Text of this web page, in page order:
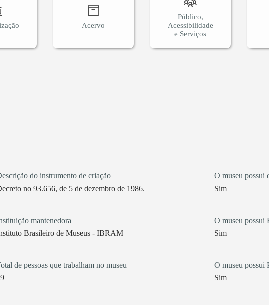
do instrumento de criação
no 93.656, de 5 de dezembro de 1986.
mantenedora
Instituto Brasileiro de Museus - IBRAM
de pessoas que trabalham no museu
O museu possui
Sim
O museu possui
Sim
O museu possui
Sim
Acervo
Público,
Acessibilidade
e Serviços